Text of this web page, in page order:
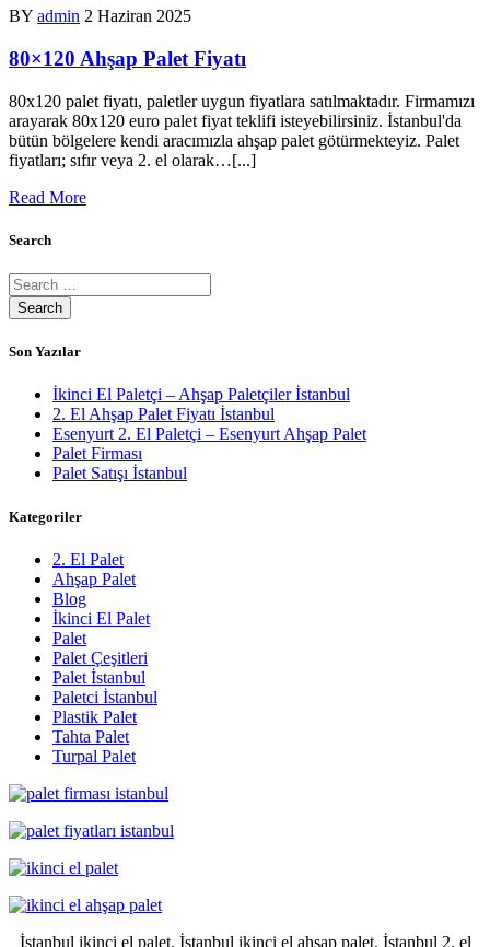
BY admin 2 Haziran 2025
80×120 Ahşap Palet Fiyatı
80x120 palet fiyatı, paletler uygun fiyatlara satılmaktadır. Firmamızı
arayarak 80x120 euro palet fiyat teklifi isteyebilirsiniz. İstanbul'da
bütün bölgelere kendi aracımızla ahşap palet götürmekteyiz. Palet
fiyatları; sıfır veya 2. el olarak…[...]
Read More
Search
Son Yazılar
İkinci El Paletçi – Ahşap Paletçiler İstanbul
2. El Ahşap Palet Fiyatı İstanbul
Esenyurt 2. El Paletçi – Esenyurt Ahşap Palet
Palet Firması
Palet Satışı İstanbul
Kategoriler
2. El Palet
Ahşap Palet
Blog
İkinci El Palet
Palet
Palet Çeşitleri
Palet İstanbul
Paletci İstanbul
Plastik Palet
Tahta Palet
Turpal Palet
İstanbul ikinci el palet, İstanbul ikinci el ahşap palet, İstanbul 2. el